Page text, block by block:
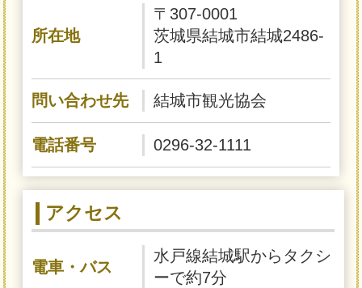
所在地
〒307-0001
茨城県結城市結城2486-
1
問い合わせ先 結城市観光協会
電話番号 0296-32-1111
アクセス
電車・バス
水戸線結城駅からタクシ
ーで約7分